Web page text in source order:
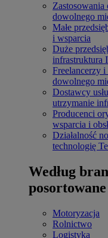
Zastosowania
dowolnego
Małe
i wsparcia
Duże
infrastruktura
Freelancerzy
dowolnego
Dostawcy
utrzymanie
Producenci
wsparcia i
Działalność
technologię
Według
Motoryzacja
Rolnictwo
Logistyka